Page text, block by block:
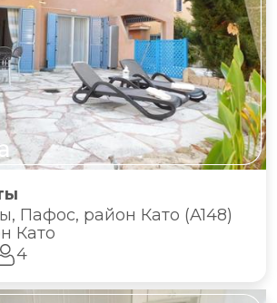
Пафос, район Като (A148)
Като
4